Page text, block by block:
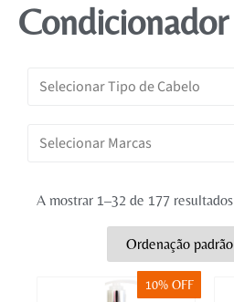
Unhas
Homem
Condicionador
Selecionar Tipo de Cabelo
Selecionar Marcas
A mostrar 1–32 de 177 resultados
10% OFF